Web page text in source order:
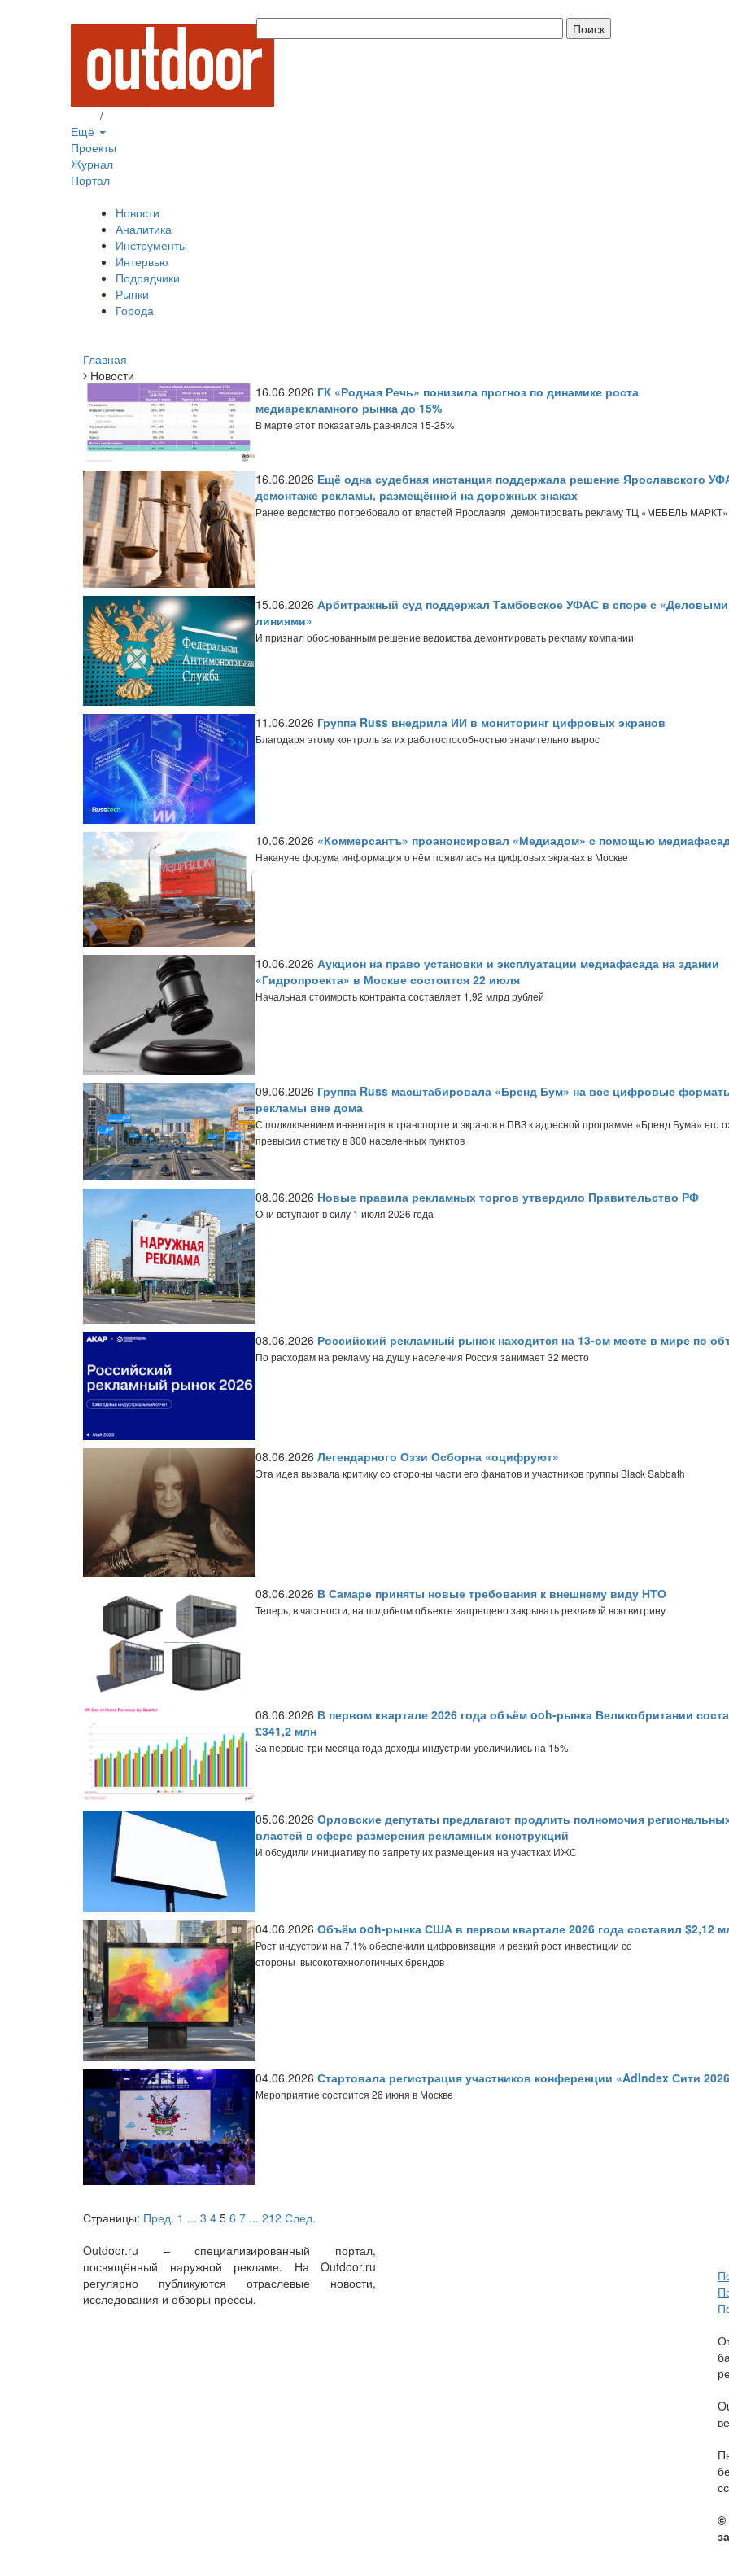
/
Ещё
Проекты
Журнал
Портал
Новости
Аналитика
Инструменты
Интервью
Подрядчики
Рынки
Города
Главная
Новости
16.06.2026 ГК «Родная Речь» понизила прогноз по динамике роста
медиарекламного рынка до 15%
В марте этот показатель равнялся 15-25%
16.06.2026 Ещё одна судебная инстанция поддержала решение Ярославского
демонтаже рекламы, размещённой на дорожных знаках
Ранее ведомство потребовало от властей Ярославля демонтировать рекламу ТЦ «МЕБЕЛЬ МАРКТ»
15.06.2026 Арбитражный суд поддержал Тамбовское УФАС в споре с «Деловыми
линиями»
И признал обоснованным решение ведомства демонтировать рекламу компании
11.06.2026 Группа Russ внедрила ИИ в мониторинг цифровых экранов
Благодаря этому контроль за их работоспособностью значительно вырос
10.06.2026 «Коммерсантъ» проанонсировал «Медиадом» с помощью
Накануне форума информация о нём появилась на цифровых экранах в Москве
10.06.2026 Аукцион на право установки и эксплуатации медиафасада на здании
«Гидропроекта» в Москве состоится 22 июля
Начальная стоимость контракта составляет 1,92 млрд рублей
09.06.2026 Группа Russ масштабировала «Бренд Бум» на все цифровые
рекламы вне дома
С подключением инвентаря в транспорте и экранов в ПВЗ к адресной программе «Бренд Бума» его
превысил отметку в 800 населенных пунктов
08.06.2026 Новые правила рекламных торгов утвердило Правительство РФ
Они вступают в силу 1 июля 2026 года
08.06.2026 Российский рекламный рынок находится на 13-ом месте в мире по
По расходам на рекламу на душу населения Россия занимает 32 место
08.06.2026 Легендарного Оззи Осборна «оцифруют»
Эта идея вызвала критику со стороны части его фанатов и участников группы Black Sabbath
08.06.2026 В Самаре приняты новые требования к внешнему виду НТО
Теперь, в частности, на подобном объекте запрещено закрывать рекламой всю витрину
08.06.2026 В первом квартале 2026 года объём ooh-рынка Великобритании
£341,2 млн
За первые три месяца года доходы индустрии увеличились на 15%
05.06.2026 Орловские депутаты предлагают продлить полномочия
властей в сфере размерения рекламных конструкций
И обсудили инициативу по запрету их размещения на участках ИЖС
04.06.2026 Объём ooh-рынка США в первом квартале 2026 года составил $2,12
Рост индустрии на 7,1% обеспечили цифровизация и резкий рост инвестиции со
стороны высокотехнологичных брендов
04.06.2026 Стартовала регистрация участников конференции «AdIndex Сити
Мероприятие состоится 26 июня в Москве
Страницы: Пред. 1 ... 3 4 5 6 7 ... 212 След.
Outdoor.ru – специализированный портал,
посвящённый наружной рекламе. На Outdoor.ru
регулярно публикуются отраслевые новости,
исследования и обзоры прессы.